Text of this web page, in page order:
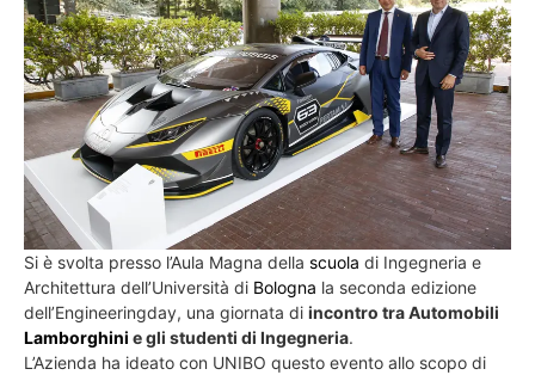
Si è svolta presso l’Aula Magna della scuola di Ingegneria e
Architettura dell’Università di Bologna la seconda edizione
dell’Engineeringday, una giornata di incontro tra Automobili
Lamborghini e gli studenti di Ingegneria.
L’Azienda ha ideato con UNIBO questo evento allo scopo di